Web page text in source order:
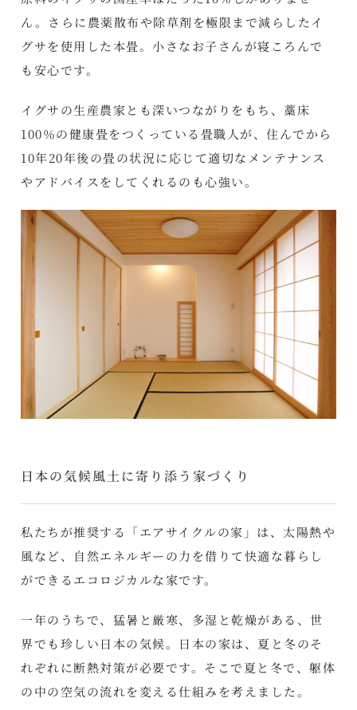
ん。さらに農薬散布や除草剤を極限まで減らしたイ
グサを使用した本畳。小さなお子さんが寝ころんで
も安心です。
イグサの生産農家とも深いつながりをもち、藁床
100％の健康畳をつくっている畳職人が、住んでから
10年20年後の畳の状況に応じて適切なメンテナンス
やアドバイスをしてくれるのも心強い。
日本の気候風土に寄り添う家づくり
私たちが推奨する「エアサイクルの家」は、太陽熱や
風など、自然エネルギーの力を借りて快適な暮らし
ができるエコロジカルな家です。
一年のうちで、猛暑と厳寒、多湿と乾燥がある、世
界でも珍しい日本の気候。日本の家は、夏と冬のそ
れぞれに断熱対策が必要です。そこで夏と冬で、躯体
の中の空気の流れを変える仕組みを考えました。